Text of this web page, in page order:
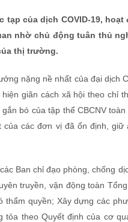
của dịch COVID-19,
nhờ chủ động tuân thủ
thị trường.
nặng nề nhất của đại dịch
giãn cách xã hội theo chỉ
bó của tập thể CBCNV
của các đơn vị đã ổn định,
Ban chỉ đạo phòng, chống
truyền, vận động toàn
thẩm quyền; Xây dựng các
tỏa theo Quyết định của cơ